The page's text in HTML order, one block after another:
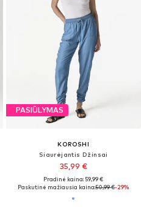
PASIŪLYMAS
KOROSHI
Siaurėjantis Džinsai
35,99 €
Pradinė kaina: 59,99 €
Paskutinė mažiausia kaina:50,99 €-29%